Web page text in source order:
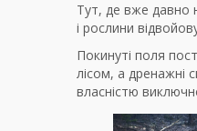
Тут, де вже давно
і рослини
Покинуті поля
лісом, а дренажні
власністю